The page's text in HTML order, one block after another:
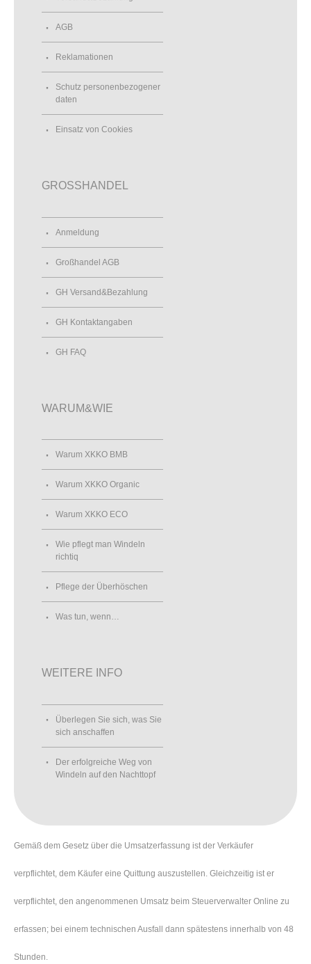
AGB
Reklamationen
Schutz personenbezogener
daten
Einsatz von Cookies
GROSSHANDEL
Anmeldung
Großhandel AGB
GH Versand&Bezahlung
GH Kontaktangaben
GH FAQ
WARUM&WIE
Warum XKKO BMB
Warum XKKO Organic
Warum XKKO ECO
Wie pflegt man Windeln
richtiq
Pflege der Überhöschen
Was tun, wenn…
WEITERE INFO
Überlegen Sie sich, was Sie
sich anschaffen
Der erfolgreiche Weg von
Windeln auf den Nachttopf
Gemäß dem Gesetz über die Umsatzerfassung ist der Verkäufer
verpflichtet, dem Käufer eine Quittung auszustellen. Gleichzeitig ist er
verpflichtet, den angenommenen Umsatz beim Steuerverwalter Online zu
erfassen; bei einem technischen Ausfall dann spätestens innerhalb von 48
Stunden.